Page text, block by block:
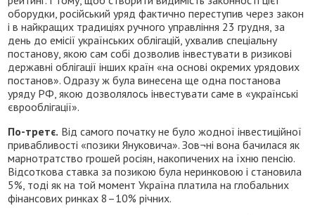
оборудки, російський уряд фактично переступив через закон
і в найкращих традиціях ручного управління 23 грудня, за
день до емісії українських облігацій, ухвалив спеціальну
постанову, якою сам собі дозволив інвестувати в ризикові
державні облігації інших країн «на основі окремих урядових
постанов». Одразу ж була винесена ще одна постанова
уряду РФ, якою дозволялось інвестувати саме в «українські
єврооблігації».
По-третє. Від самого початку не було жодної інвестиційної
привабливості «позики Януковича». Зов¬ні вона бачилася як
марнотратство грошей росіян, накопичених на їхню пенсію.
Відсоткова ставка за позикою була неринковою і становила
5%, тоді як на той момент Україна платила на глобальних
фінансових ринках 8–10% річних.